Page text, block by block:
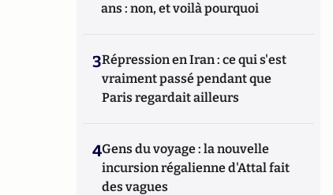
ans : non, et voilà pourquoi
3Répression en Iran : ce qui s'est
vraiment passé pendant que
Paris regardait ailleurs
4Gens du voyage : la nouvelle
incursion régalienne d'Attal fait
des vagues